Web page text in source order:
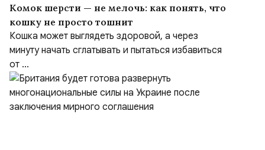
Комок шерсти — не мелочь: как понять, что
кошку не просто тошнит
Кошка может выглядеть здоровой, а через
минуту начать сглатывать и пытаться избавиться
от ...